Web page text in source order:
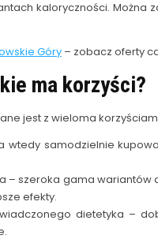
kaloryczności. Można
Góry– zobacz oferty
ma korzyści?
jest z wieloma
wtedy samodzielnie
szeroka gama wariantów
efekty.
dietetyka –